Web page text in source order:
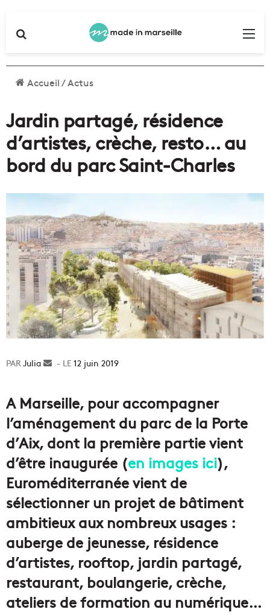
Accueil/Actus
Jardin partagé, résidence
d’artistes, crèche, resto… au
bord du parc Saint-Charles
Julia
Envoyer12 juin 2019
A Marseille, pour accompagner
l’aménagement du parc de la Porte
d’Aix, dont la première partie vient
d’être inaugurée (en images ici),
Euroméditerranée vient de
sélectionner un projet de bâtiment
ambitieux aux nombreux usages :
auberge de jeunesse, résidence
d’artistes, rooftop, jardin partagé,
restaurant, boulangerie, crèche,
ateliers de formation au numérique…